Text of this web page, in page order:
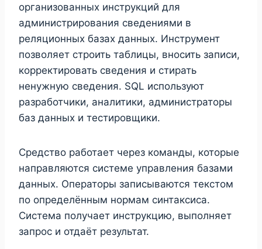
организованных инструкций для
администрирования сведениями в
реляционных базах данных. Инструмент
позволяет строить таблицы, вносить записи,
корректировать сведения и стирать
ненужную сведения. SQL используют
разработчики, аналитики, администраторы
баз данных и тестировщики.
Средство работает через команды, которые
направляются системе управления базами
данных. Операторы записываются текстом
по определённым нормам синтаксиса.
Система получает инструкцию, выполняет
запрос и отдаёт результат.